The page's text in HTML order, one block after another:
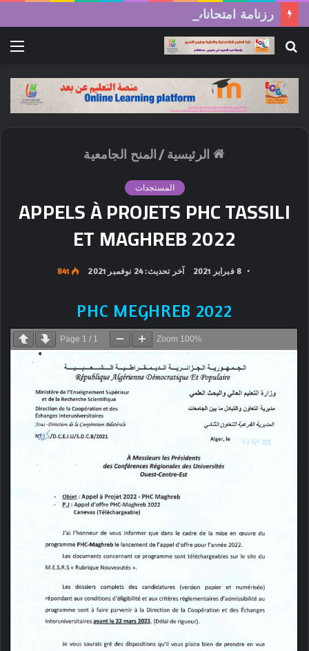
بحث
الرئيسية / المنح الجامعية
المستجدات
APPELS À PROJETS PHC TASSILI
ET MAGHREB 2022
8 فبراير 2021 آخر تحديث: 24 نوفمبر 2021 841
PHC MEGHREB 2022
Page 1 / 1 Zoom 100%